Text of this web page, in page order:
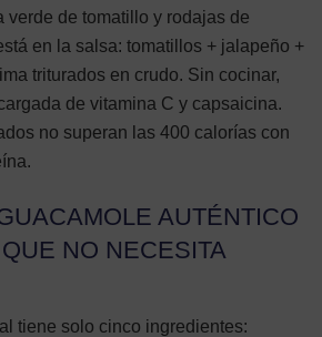
verde de tomatillo y rodajas de
en la salsa: tomatillos + jalapeño +
triturados en crudo. Sin cocinar,
de vitamina C y capsaicina.
no superan las 400 calorías con
AUTÉNTICO
NO NECESITA
tiene solo cinco ingredientes: